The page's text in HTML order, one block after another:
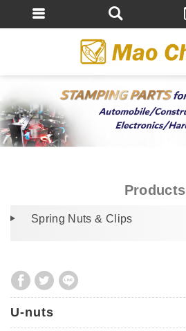
Products
Spring Nuts & Clips
U-nuts